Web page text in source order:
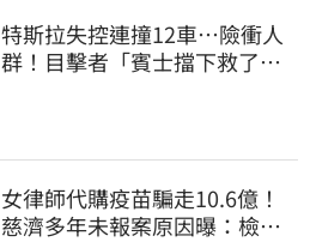
特斯拉失控連撞12車…險衝人
群！目擊者「賓士擋下救了好
女律師代購疫苗騙走10.6億！
慈濟多年未報案原因曝：檢警